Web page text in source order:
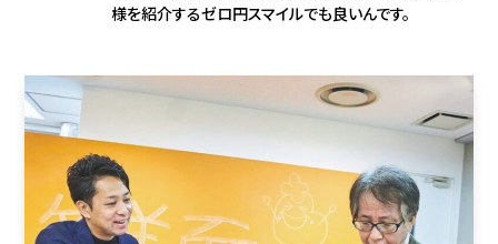
様を紹介するゼロ円スマイルでも良いんです。